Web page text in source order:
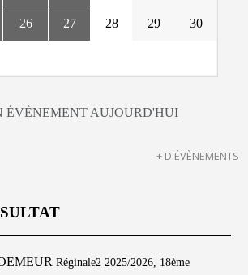
26 27 28 29 30
ÉVÈNEMENT AUJOURD'HUI
+ D'ÉVÈNEMENTS
Réginale2 2025/2026, 18ème